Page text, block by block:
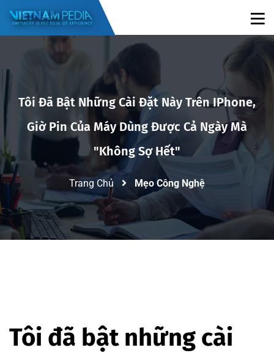
Tôi Đã Bật Những Cài Đặt Này Trên IPhone,
Giờ Pin Của Máy Dùng Được Cả Ngày Mà
"không Sợ Hết"
Trang Chủ Mẹo Công Nghệ
Tôi đã bật những cài